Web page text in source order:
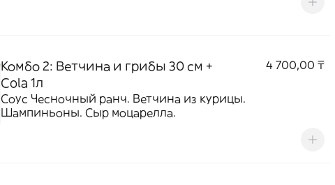
Комбо 2: Ветчина и грибы 30 см +
Cola 1л
4 700,00 ₸
Соус Чесночный ранч. Ветчина из курицы.
Шампиньоны. Сыр моцарелла.